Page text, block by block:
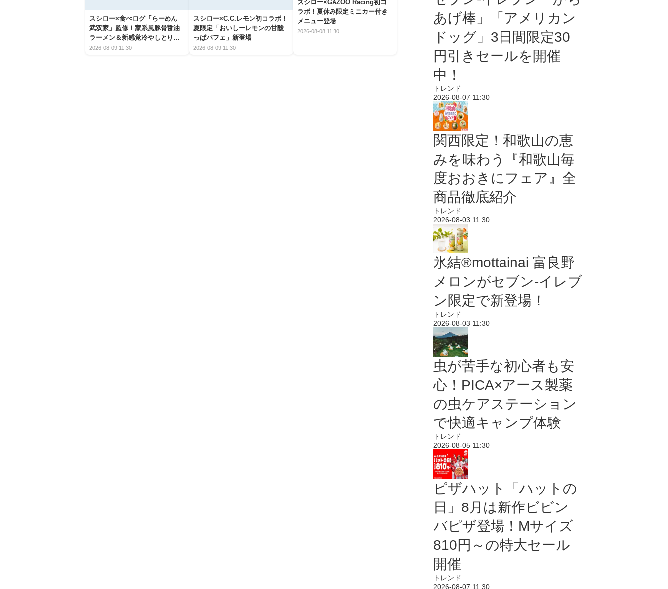
スシロー×食べログ「らーめん
武双家」監修！家系風豚骨醤油
ラーメン＆新感覚冷やしとり天
うどんが新登場
2026-08-09 11:30
スシロー×C.C.レモン初コラボ！
夏限定「おいしーレモンの甘酸
っぱパフェ」新登場
2026-08-09 11:30
スシロー×GAZOO Racing初コ
ラボ！夏休み限定ミニカー付き
メニュー登場
2026-08-08 11:30
あげ棒」「アメリカン
ドッグ」3日間限定30
円引きセールを開催
中！
トレンド
2026-08-07 11:30
関西限定！和歌山の恵
みを味わう『和歌山毎
度おおきにフェア』全
商品徹底紹介
トレンド
2026-08-03 11:30
氷結®mottainai 富良野
メロンがセブン‐イレブ
ン限定で新登場！
トレンド
2026-08-03 11:30
虫が苦手な初心者も安
心！PICA×アース製薬
の虫ケアステーション
で快適キャンプ体験
トレンド
2026-08-05 11:30
ピザハット「ハットの
日」8月は新作ビビン
バピザ登場！Mサイズ
810円～の特大セール
開催
トレンド
2026-08-07 11:30